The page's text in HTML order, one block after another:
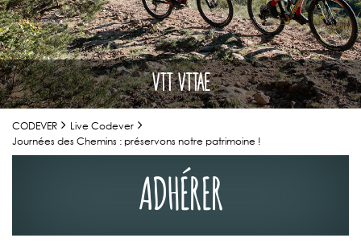
VTT VTTAE
CODEVER
Live Codever
Journées des Chemins : préservons notre patrimoine !
ADHÉRER